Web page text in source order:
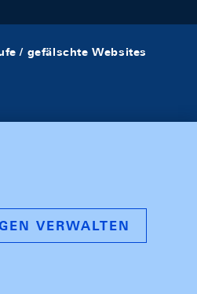
/ gefälschte Websites
VERWALTEN